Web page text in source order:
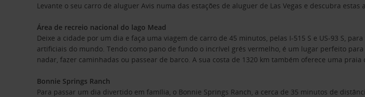
Levante o seu carro de aluguer Avis numa das estações de aluguer de Las Vegas e descubra
Área de recreio nacional do lago Mead
Deixe a cidade por um dia e faça uma viagem de carro de 45 minutos, pelas I-515 S e US-93 S,
artificiais do mundo. Tendo como pano de fundo o incrível grés vermelho, é um lugar perfeito
nadar, fazer caminhadas ou passear de barco. A sua costa de 1320 km também oferece uma
Bonnie Springs Ranch
Para passar um dia divertido em família, o Bonnie Springs Ranch, a cerca de 35 minutos de